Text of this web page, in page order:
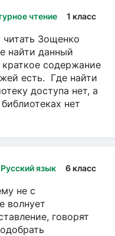
чтение 1 класс
Зощенко
найти данный
краткое содержание
есть. Где найти
доступа нет, а
нет
Русский язык 6 класс
не с
волнует
говорят